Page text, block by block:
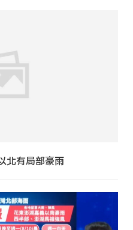
北有局部豪雨